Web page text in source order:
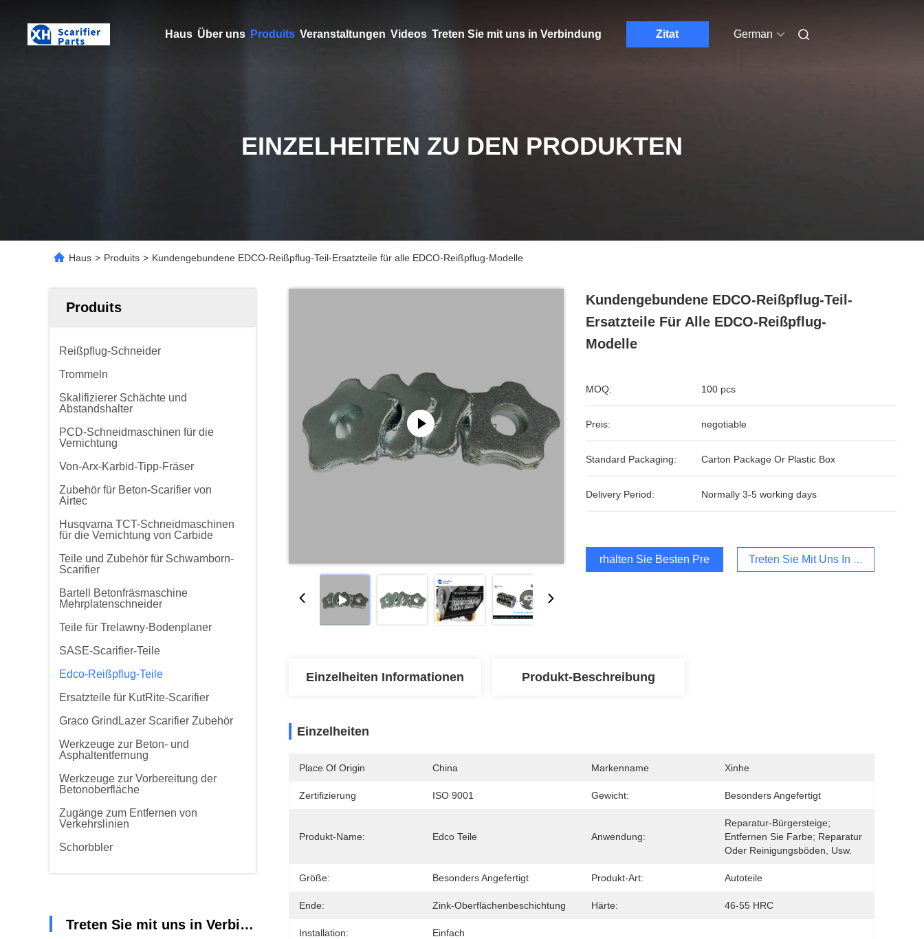
Haus Über uns Produits Veranstaltungen Videos Treten Sie mit uns in Verbindung Zitat German
EINZELHEITEN ZU DEN PRODUKTEN
Haus > Produits > Kundengebundene EDCO-Reißpflug-Teil-Ersatzteile für alle EDCO-Reißpflug-Modelle
Produits
Reißpflug-Schneider
Trommeln
Skalifizierer Schächte und
Abstandshalter
PCD-Schneidmaschinen für die
Vernichtung
Von-Arx-Karbid-Tipp-Fräser
Zubehör für Beton-Scarifier von
Airtec
Husqvarna TCT-Schneidmaschinen
für die Vernichtung von Carbide
Teile und Zubehör für Schwamborn-
Scarifier
Bartell Betonfräsmaschine
Mehrplatenschneider
Teile für Trelawny-Bodenplaner
SASE-Scarifier-Teile
Edco-Reißpflug-Teile
Ersatzteile für KutRite-Scarifier
Graco GrindLazer Scarifier Zubehör
Werkzeuge zur Beton- und
Asphaltentfernung
Werkzeuge zur Vorbereitung der
Betonoberfläche
Zugänge zum Entfernen von
Verkehrslinien
Schorbbler
Treten Sie mit uns in Verbindung
Kundengebundene EDCO-Reißpflug-Teil-
Ersatzteile Für Alle EDCO-Reißpflug-
Modelle
MOQ: 100 pcs
Preis: negotiable
Standard Packaging: Carton Package Or Plastic Box
Delivery Period: Normally 3-5 working days
Erhalten Sie Besten Preis Treten Sie Mit Uns In Verbindung
Einzelheiten Informationen Produkt-Beschreibung
Einzelheiten
Place Of Origin China Markenname Xinhe
Zertifizierung ISO 9001 Gewicht: Besonders Angefertigt
Produkt-Name: Edco Teile Anwendung:
Reparatur-Bürgersteige;
Entfernen Sie Farbe; Reparatur
Oder Reinigungsböden, Usw.
Größe: Besonders Angefertigt Produkt-Art: Autoteile
Ende: Zink-Oberflächenbeschichtung Härte: 46-55 HRC
Installation: Einfach